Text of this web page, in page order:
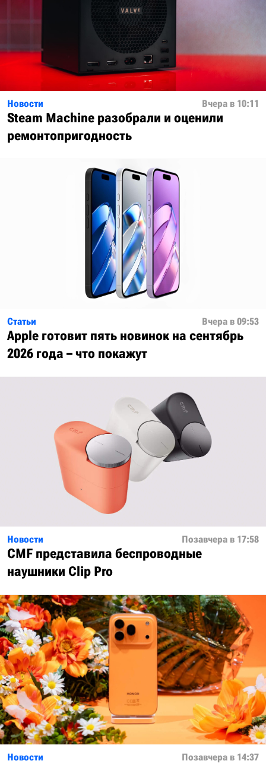
Новости Вчера в 10:11
Steam Machine разобрали и оценили
ремонтопригодность
Статьи Вчера в 09:53
Apple готовит пять новинок на сентябрь
2026 года – что покажут
Новости Позавчера в 17:58
CMF представила беспроводные
наушники Clip Pro
Новости Позавчера в 14:37